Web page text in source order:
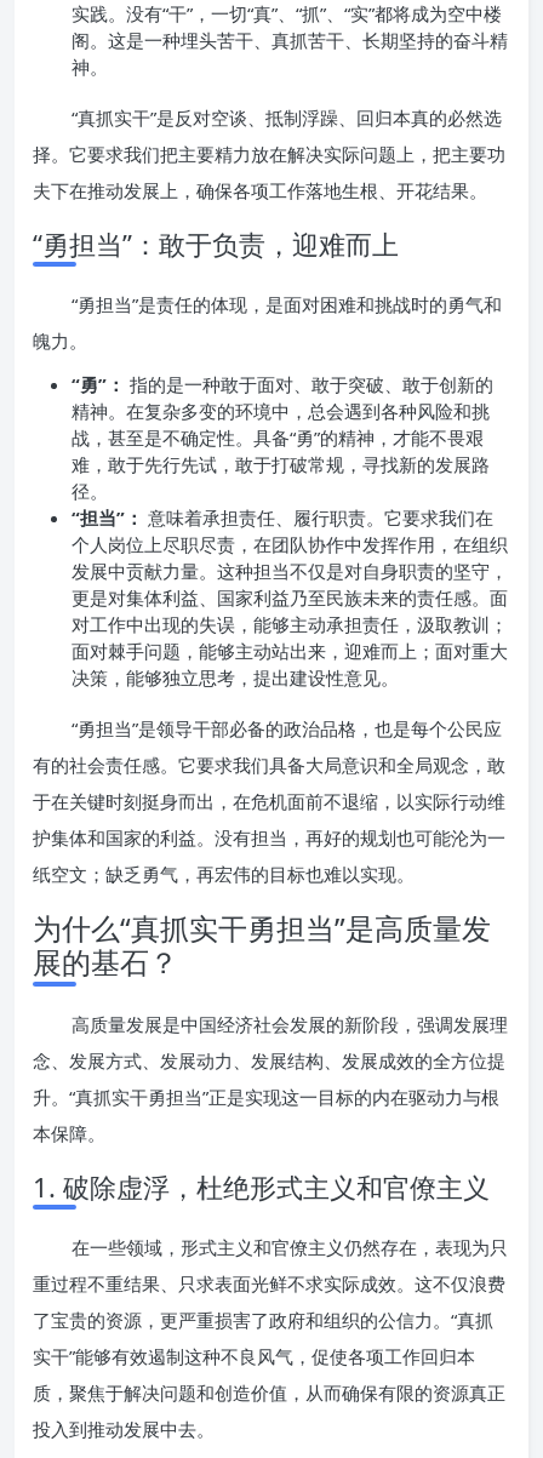
实践。没有“干”，一切“真”、“抓”、“实”都将成为空中楼
阁。这是一种埋头苦干、真抓苦干、长期坚持的奋斗精
神。
“真抓实干”是反对空谈、抵制浮躁、回归本真的必然选
择。它要求我们把主要精力放在解决实际问题上，把主要功
夫下在推动发展上，确保各项工作落地生根、开花结果。
“勇担当”：敢于负责，迎难而上
“勇担当”是责任的体现，是面对困难和挑战时的勇气和
魄力。
“勇”： 指的是一种敢于面对、敢于突破、敢于创新的
精神。在复杂多变的环境中，总会遇到各种风险和挑
战，甚至是不确定性。具备“勇”的精神，才能不畏艰
难，敢于先行先试，敢于打破常规，寻找新的发展路
径。
“担当”： 意味着承担责任、履行职责。它要求我们在
个人岗位上尽职尽责，在团队协作中发挥作用，在组织
发展中贡献力量。这种担当不仅是对自身职责的坚守，
更是对集体利益、国家利益乃至民族未来的责任感。面
对工作中出现的失误，能够主动承担责任，汲取教训；
面对棘手问题，能够主动站出来，迎难而上；面对重大
决策，能够独立思考，提出建设性意见。
“勇担当”是领导干部必备的政治品格，也是每个公民应
有的社会责任感。它要求我们具备大局意识和全局观念，敢
于在关键时刻挺身而出，在危机面前不退缩，以实际行动维
护集体和国家的利益。没有担当，再好的规划也可能沦为一
纸空文；缺乏勇气，再宏伟的目标也难以实现。
为什么“真抓实干勇担当”是高质量发
展的基石？
高质量发展是中国经济社会发展的新阶段，强调发展理
念、发展方式、发展动力、发展结构、发展成效的全方位提
升。“真抓实干勇担当”正是实现这一目标的内在驱动力与根
本保障。
1. 破除虚浮，杜绝形式主义和官僚主义
在一些领域，形式主义和官僚主义仍然存在，表现为只
重过程不重结果、只求表面光鲜不求实际成效。这不仅浪费
了宝贵的资源，更严重损害了政府和组织的公信力。“真抓
实干”能够有效遏制这种不良风气，促使各项工作回归本
质，聚焦于解决问题和创造价值，从而确保有限的资源真正
投入到推动发展中去。